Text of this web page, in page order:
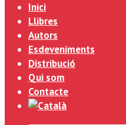
Inici
Llibres
Autors
Esdeveniments
Distribució
Qui som
Contacte